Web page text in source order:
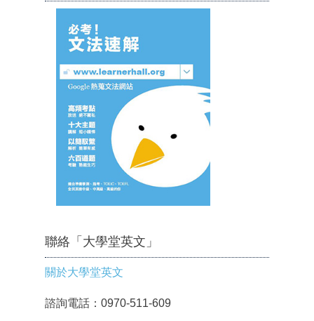
聯絡「大學堂英文」
關於大學堂英文
諮詢電話：0970-511-609